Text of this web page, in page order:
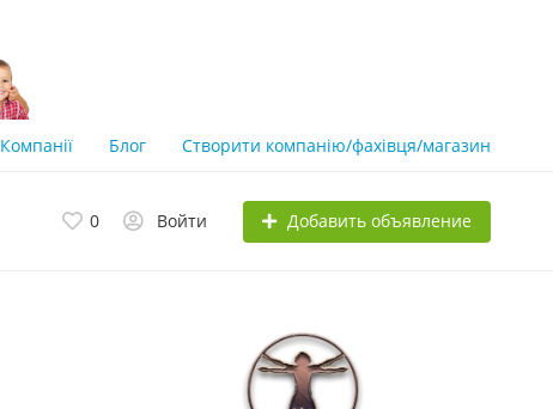
Компанії Блог Створити компанію/фахівця/магазин
0 Войти Добавить объявление